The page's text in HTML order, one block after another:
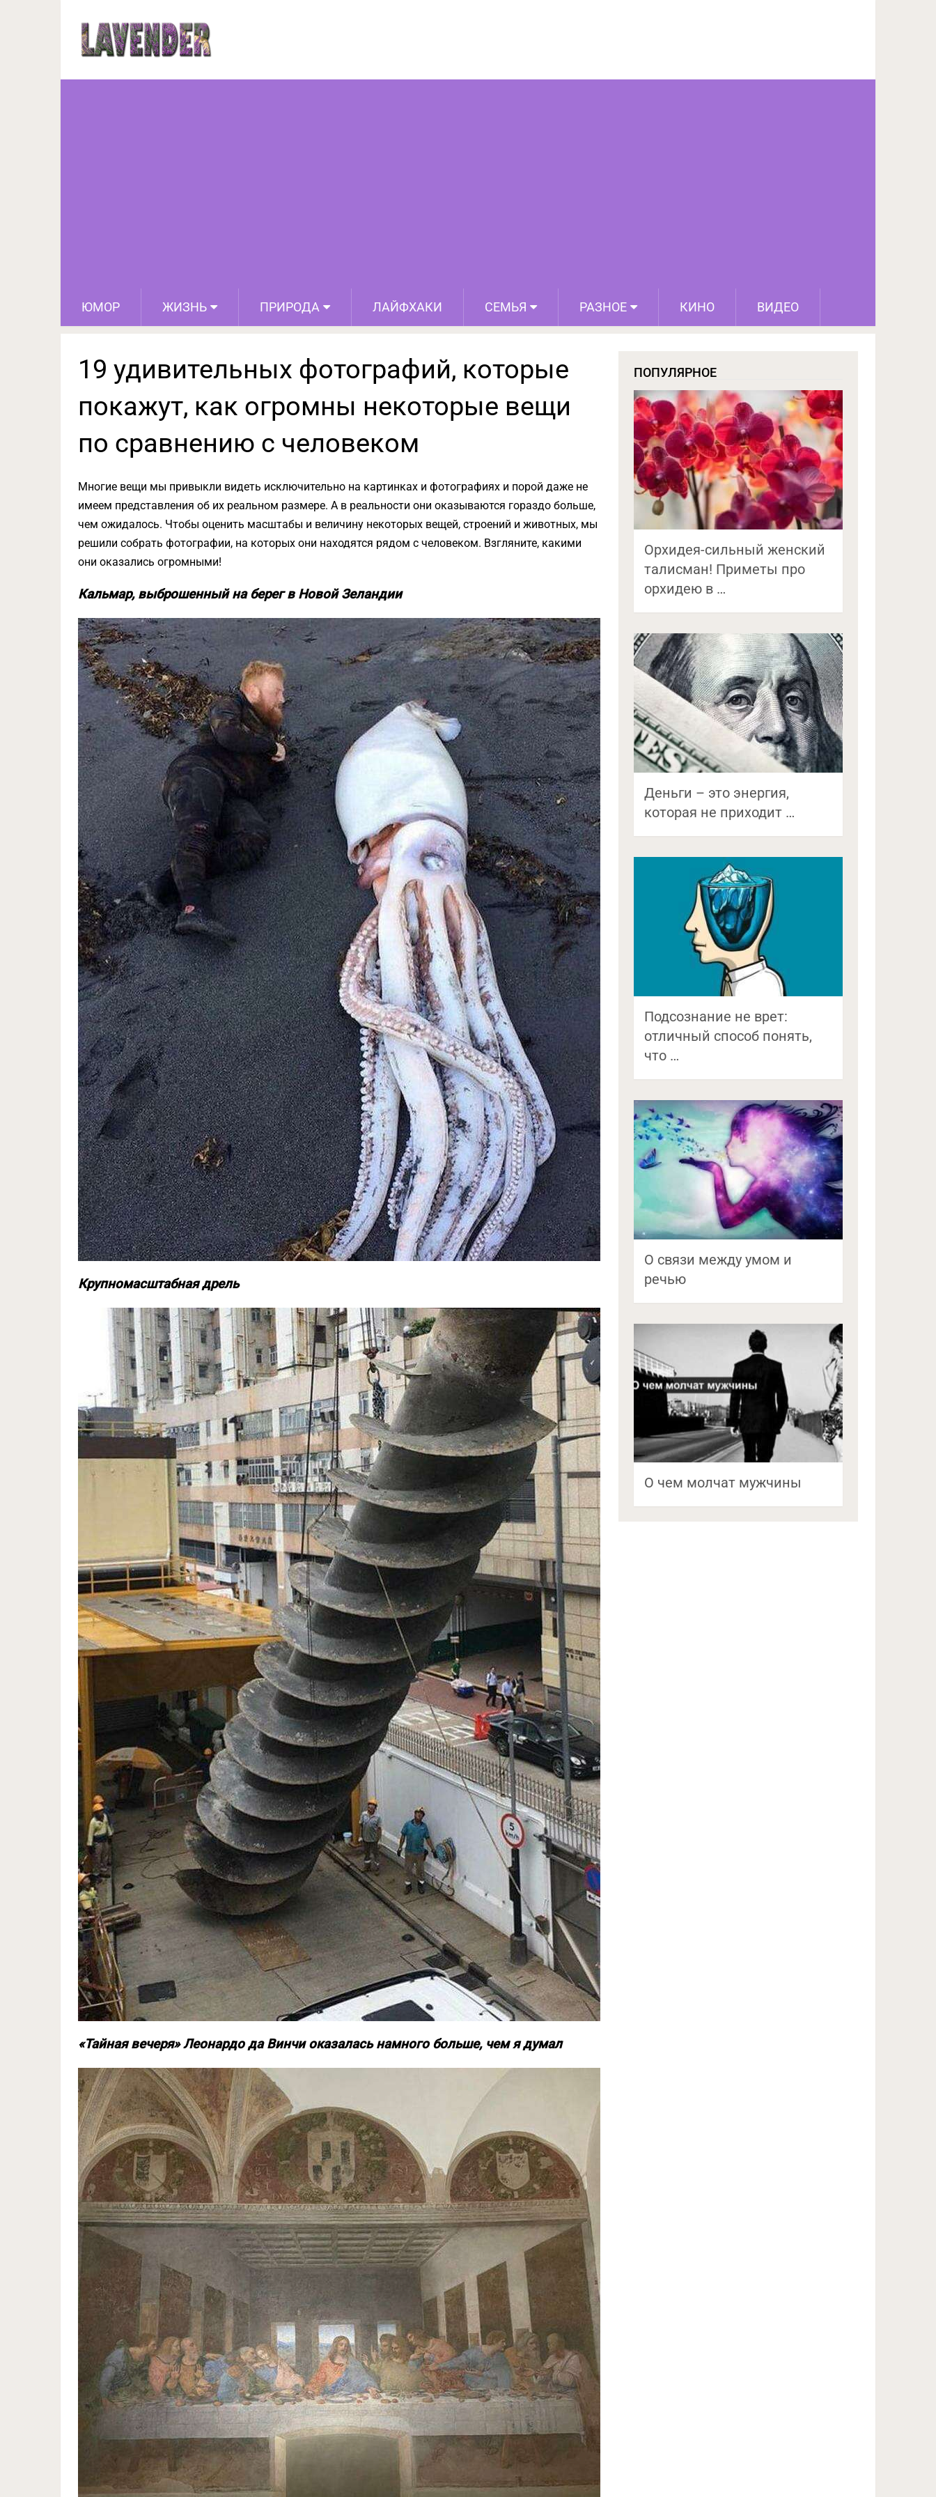
ЮМОР ЖИЗНЬ ПРИРОДА ЛАЙФХАКИ СЕМЬЯ РАЗНОЕ КИНО ВИДЕО
19 удивительных фотографий, которые покажут, как огромны
19 удивительных фотографий, которые
покажут, как огромны некоторые вещи
по сравнению с человеком
Многие вещи мы привыкли видеть исключительно на картинках и фотографиях и порой даже не
имеем представления об их реальном размере. А в реальности они оказываются гораздо больше,
чем ожидалось. Чтобы оценить масштабы и величину некоторых вещей, строений и животных, мы
решили собрать фотографии, на которых они находятся рядом с человеком. Взгляните, какими
они оказались огромными!
Кальмар, выброшенный на берег в Новой Зеландии
Крупномасштабная дрель
«Тайная вечеря» Леонардо да Винчи оказалась намного больше, чем я думал
ПОПУЛЯРНОЕ
Орхидея-сильный женский
талисман! Приметы про
орхидею в …
Деньги – это энергия,
которая не приходит …
Подсознание не врет:
отличный способ понять,
что …
О связи между умом и
речью
О чем молчат мужчины